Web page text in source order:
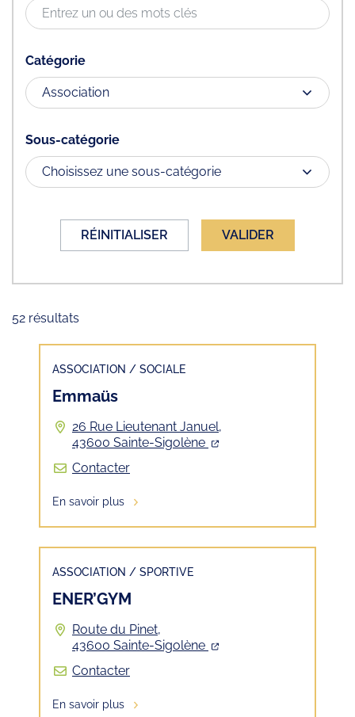
Catégorie
Sous-catégorie
RÉINITIALISER VALIDER
Liste des fiches annuaire
52 résultats
ASSOCIATION / SOCIALE
Emmaüs
26 Rue Lieutenant Januel,
43600 Sainte-Sigolène
Contacter
En savoir plus
ASSOCIATION / SPORTIVE
ENER’GYM
Route du Pinet,
43600 Sainte-Sigolène
Contacter
En savoir plus